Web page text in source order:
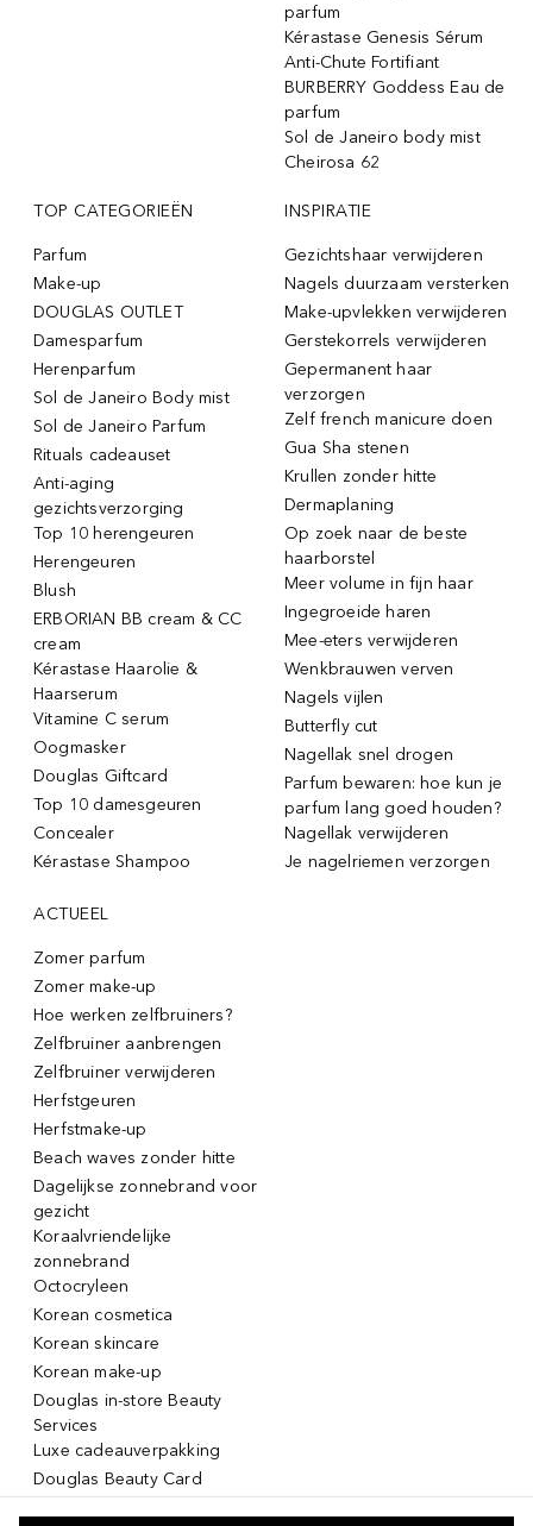
parfum
Kérastase Genesis Sérum
Anti-Chute Fortifiant
BURBERRY Goddess Eau de
parfum
Sol de Janeiro body mist
Cheirosa 62
TOP CATEGORIEËN
Parfum
Make-up
DOUGLAS OUTLET
Damesparfum
Herenparfum
Sol de Janeiro Body mist
Sol de Janeiro Parfum
Rituals cadeauset
Anti-aging
gezichtsverzorging
Top 10 herengeuren
Herengeuren
Blush
ERBORIAN BB cream & CC
cream
Kérastase Haarolie &
Haarserum
Vitamine C serum
Oogmasker
Douglas Giftcard
Top 10 damesgeuren
Concealer
Kérastase Shampoo
INSPIRATIE
Gezichtshaar verwijderen
Nagels duurzaam versterken
Make-upvlekken verwijderen
Gerstekorrels verwijderen
Gepermanent haar
verzorgen
Zelf french manicure doen
Gua Sha stenen
Krullen zonder hitte
Dermaplaning
Op zoek naar de beste
haarborstel
Meer volume in fijn haar
Ingegroeide haren
Mee-eters verwijderen
Wenkbrauwen verven
Nagels vijlen
Butterfly cut
Nagellak snel drogen
Parfum bewaren: hoe kun je
parfum lang goed houden?
Nagellak verwijderen
Je nagelriemen verzorgen
ACTUEEL
Zomer parfum
Zomer make-up
Hoe werken zelfbruiners?
Zelfbruiner aanbrengen
Zelfbruiner verwijderen
Herfstgeuren
Herfstmake-up
Beach waves zonder hitte
Dagelijkse zonnebrand voor
gezicht
Koraalvriendelijke
zonnebrand
Octocryleen
Korean cosmetica
Korean skincare
Korean make-up
Douglas in-store Beauty
Services
Luxe cadeauverpakking
Douglas Beauty Card